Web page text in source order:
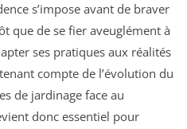
s’impose avant de braver
que de se fier aveuglément à
ses pratiques aux réalités
compte de l’évolution du
de jardinage face au
donc essentiel pour